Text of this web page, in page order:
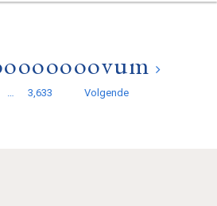
3,633 Volgende